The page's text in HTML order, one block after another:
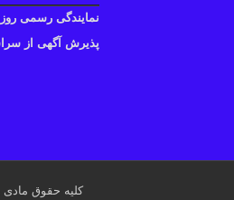
نمایندگی رسمی
پذیرش آگهی از
کلیه حقوق